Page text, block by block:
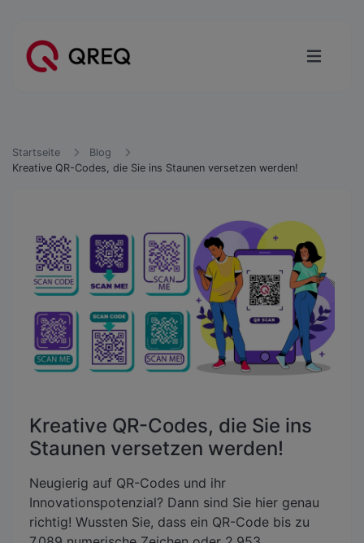
Startseite
Blog
Kreative QR-Codes, die Sie ins Staunen versetzen werden!
Kreative QR-Codes, die Sie ins
Staunen versetzen werden!
Neugierig auf QR-Codes und ihr
Innovationspotenzial? Dann sind Sie hier genau
richtig! Wussten Sie, dass ein QR-Code bis zu